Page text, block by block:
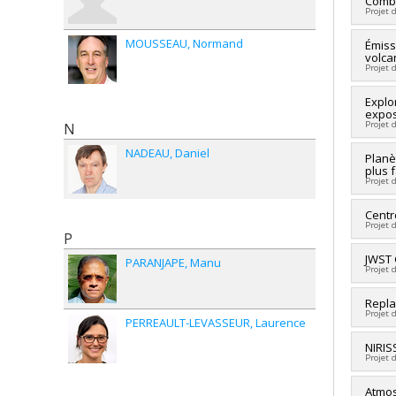
Projet
Projet
Projet
plus
Projet
Projet
Co-
Projet
Projet
Co-
Projet
MOUSSEAU Normand
N
NADEAU Daniel
P
PARANJAPE Manu
PERREAULT-LEVASSEUR Laurence